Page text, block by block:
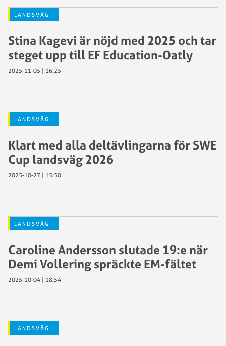
LANDSVÄG
Stina Kagevi är nöjd med 2025 och tar
steget upp till EF Education-Oatly
2025-11-05 | 16:25
LANDSVÄG
Klart med alla deltävlingarna för SWE
Cup landsväg 2026
2025-10-27 | 15:50
LANDSVÄG
Caroline Andersson slutade 19:e när
Demi Vollering spräckte EM-fältet
2025-10-04 | 18:54
LANDSVÄG